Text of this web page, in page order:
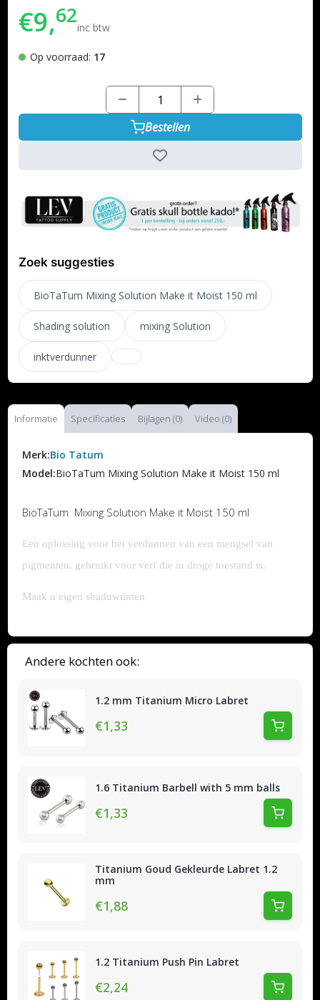
Andere kochten ook:
1.2 mm Titanium Micro Labret
€1,33
1.6 Titanium Barbell with 5 mm balls
€1,33
Titanium Goud Gekleurde Labret 1.2
mm
€1,88
1.2 Titanium Push Pin Labret
€2,24
€9,62inc btw
Op voorraad: 17
Bestellen
Zoek suggesties
BioTaTum Mixing Solution Make it Moist 150 ml
Shading solution mixing Solution
inktverdunner
Informatie Specificaties Bijlagen (0) Video (0)
Merk:Bio Tatum
Model:BioTaTum Mixing Solution Make it Moist 150 ml
BioTaTum Mixing Solution Make it Moist 150 ml
Een oplossing voor het verdunnen van een mengsel van
pigmenten, gebruikt voor verf die in droge toestand is.
Maak u eigen shaduwtinten